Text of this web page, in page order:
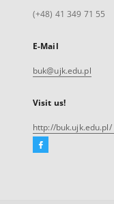
(+48) 41 349 71 55
E-Mail
buk@ujk.edu.pl
Visit us!
http://buk.ujk.edu.pl/
Facebook